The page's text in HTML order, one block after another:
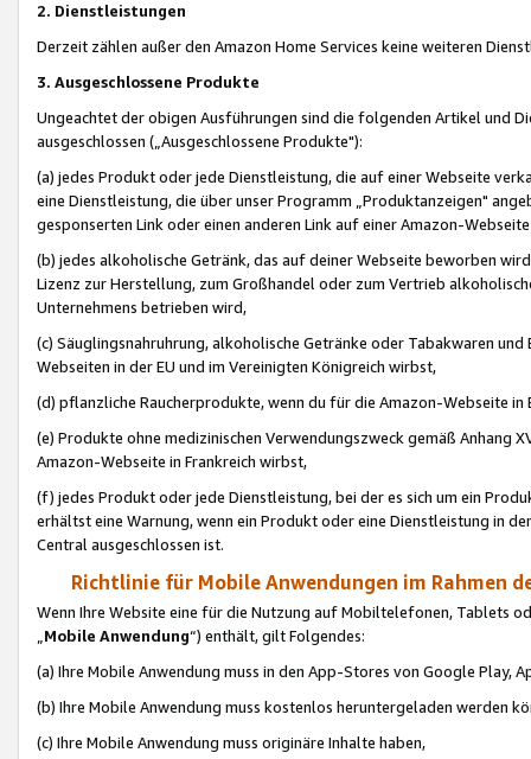
2. Dienstleistungen
Derzeit zählen außer den Amazon Home Services keine weiteren
3. Ausgeschlossene Produkte
Ungeachtet der obigen Ausführungen sind die folgenden Artikel und
ausgeschlossen („Ausgeschlossene Produkte"):
(a) jedes Produkt oder jede Dienstleistung, die auf einer Webseite
eine Dienstleistung, die über unser Programm „Produktanzeigen"
gesponserten Link oder einen anderen Link auf einer Amazon-
(b) jedes alkoholische Getränk, das auf deiner Webseite beworben
Lizenz zur Herstellung, zum Großhandel oder zum Vertrieb
Unternehmens betrieben wird,
(c) Säuglingsnahruhrung, alkoholische Getränke oder Tabakwaren
Webseiten in der EU und im Vereinigten Königreich wirbst,
(d) pflanzliche Raucherprodukte, wenn du für die Amazon-Webseite in
(e) Produkte ohne medizinischen Verwendungszweck gemäß Anhang
Amazon-Webseite in Frankreich wirbst,
(f) jedes Produkt oder jede Dienstleistung, bei der es sich um ein
erhältst eine Warnung, wenn ein Produkt oder eine Dienstleistung in
Central ausgeschlossen ist.
Richtlinie für Mobile Anwendungen im Rahmen
Wenn Ihre Website eine für die Nutzung auf Mobiltelefonen, Tablets
„Mobile Anwendung“) enthält, gilt Folgendes:
(a) Ihre Mobile Anwendung muss in den App-Stores von Google Play,
(b) Ihre Mobile Anwendung muss kostenlos heruntergeladen werden
(c) Ihre Mobile Anwendung muss originäre Inhalte haben,